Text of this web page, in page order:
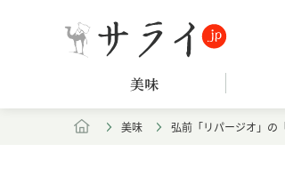
美味
美味 弘前「リパージオ」の